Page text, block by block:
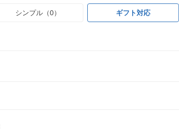
シンプル（0） ギフト対応